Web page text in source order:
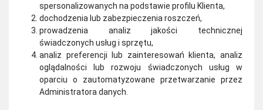
spersonalizowanych na podstawie profilu Klienta,
dochodzenia lub zabezpieczenia roszczeń,
prowadzenia analiz jakości technicznej
świadczonych usług i sprzętu,
analiz preferencji lub zainteresowań klienta, analiz
oglądalności lub rozwoju świadczonych usług w
oparciu o zautomatyzowane przetwarzanie przez
Administratora danych.